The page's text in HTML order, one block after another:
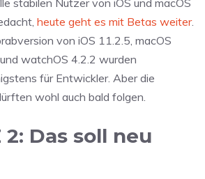
stabilen Nutzer von iOS und macOS
heute geht es mit Betas weiter.
von iOS 11.2.5, macOS
watchOS 4.2.2 wurden
für Entwickler. Aber die
wohl auch bald folgen.
2: Das soll neu